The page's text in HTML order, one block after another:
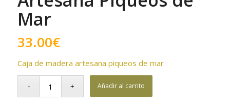
Mar
33.00€
Caja de madera artesana piqueos de mar
Añadir al carrito